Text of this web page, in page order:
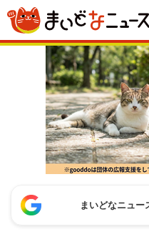
まいどなニュ